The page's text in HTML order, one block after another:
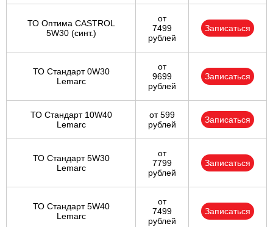
ТО Оптима CASTROL
5W30 (синт.)
от
7499
рублей
Записаться
ТО Стандарт 0W30
Lemarc
от
9699
рублей
Записаться
ТО Стандарт 10W40
Lemarc
от 599
рублей
Записаться
ТО Стандарт 5W30
Lemarc
от
7799
рублей
Записаться
ТО Стандарт 5W40
Lemarc
от
7499
рублей
Записаться